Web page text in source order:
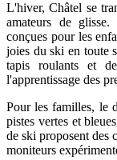
L'hiver, Châtel se
amateurs de
conçues pour les
joies du ski en toute
tapis roulants et de
l'apprentissage des
Pour les familles, le
pistes vertes et
de ski proposent des
moniteurs